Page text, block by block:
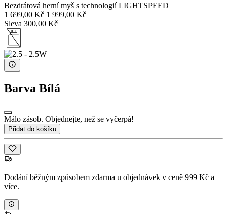
Bezdrátová herní myš s technologií LIGHTSPEED
1 699,00 Kč 1 999,00 Kč
Sleva 300,00 Kč
Barva Bílá
Málo zásob. Objednejte, než se vyčerpá!
Přidat do košíku
Dodání běžným způsobem zdarma u objednávek v ceně 999 Kč a
více.